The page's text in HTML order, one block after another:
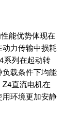
能优势体现在
力传输中损耗
系列在起动转
载条件下均能
直流电机在
环境更加安静